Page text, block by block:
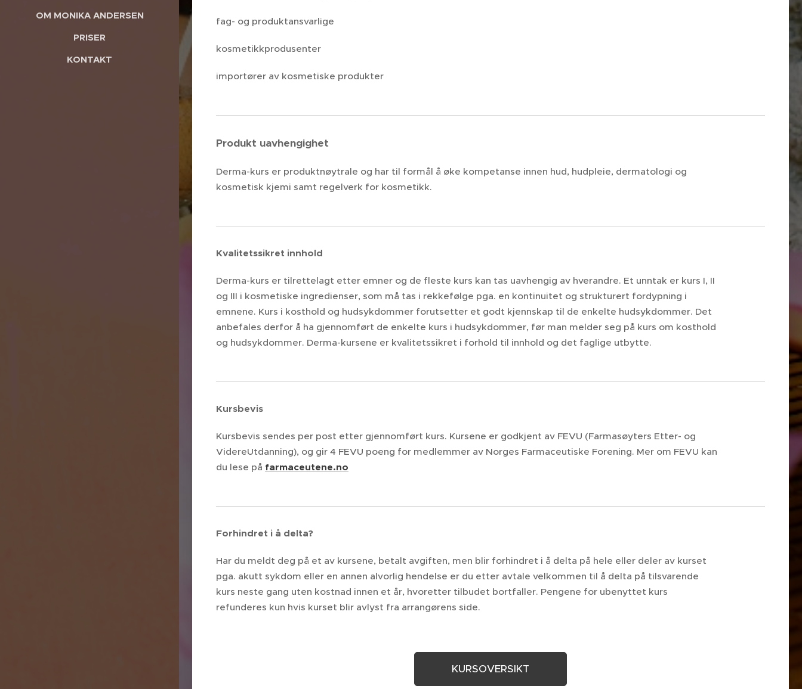
OM MONIKA ANDERSEN
PRISER
KONTAKT
fag- og produktansvarlige
kosmetikkprodusenter
importører av kosmetiske produkter
Produkt uavhengighet
Derma-kurs er produktnøytrale og har til formål å øke kompetanse innen hud, hudpleie, dermatologi og
kosmetisk kjemi samt regelverk for kosmetikk.
Kvalitetssikret innhold
Derma-kurs er tilrettelagt etter emner og de fleste kurs kan tas uavhengig av hverandre. Et unntak er kurs I, II
og III i kosmetiske ingredienser, som må tas i rekkefølge pga. en kontinuitet og strukturert fordypning i
emnene. Kurs i kosthold og hudsykdommer forutsetter et godt kjennskap til de enkelte hudsykdommer. Det
anbefales derfor å ha gjennomført de enkelte kurs i hudsykdommer, før man melder seg på kurs om kosthold
og hudsykdommer. Derma-kursene er kvalitetssikret i forhold til innhold og det faglige utbytte.
Kursbevis
Kursbevis sendes per post etter gjennomført kurs. Kursene er godkjent av FEVU (Farmasøyters Etter- og
VidereUtdanning), og gir 4 FEVU poeng for medlemmer av Norges Farmaceutiske Forening. Mer om FEVU kan
du lese på farmaceutene.no
Forhindret i å delta?
Har du meldt deg på et av kursene, betalt avgiften, men blir forhindret i å delta på hele eller deler av kurset
pga. akutt sykdom eller en annen alvorlig hendelse er du etter avtale velkommen til å delta på tilsvarende
kurs neste gang uten kostnad innen et år, hvoretter tilbudet bortfaller. Pengene for ubenyttet kurs
refunderes kun hvis kurset blir avlyst fra arrangørens side.
KURSOVERSIKT